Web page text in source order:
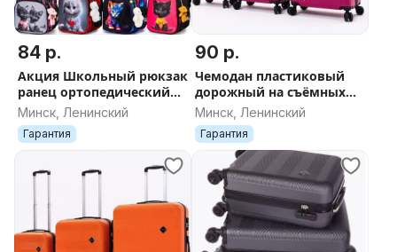
84 р.
Акция Школьный рюкзак
ранец ортопедический
для начальных классов
для девочек и мальчиков
SkyName+ б
Минск, Ленинский
Гарантия
90 р.
Чемодан пластиковый
дорожный на съёмных
колесах новый в Минске
ДОСТАВКА поликарбонат
фуксия
Минск, Ленинский
Гарантия